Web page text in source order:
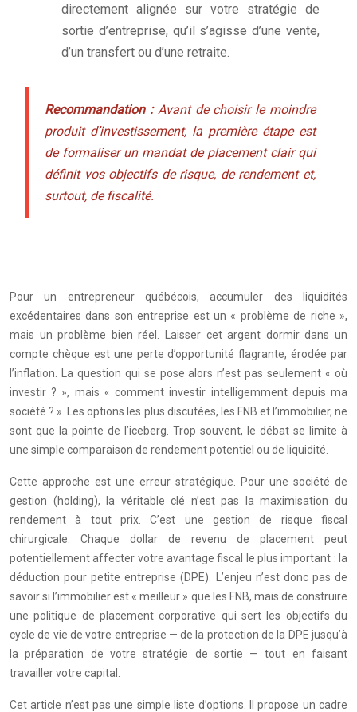
directement alignée sur votre stratégie de
sortie d’entreprise, qu’il s’agisse d’une vente,
d’un transfert ou d’une retraite.
Recommandation :Avant de choisir le moindre
produit d’investissement, la première étape est
de formaliser un mandat de placement clair qui
définit vos objectifs de risque, de rendement et,
surtout, de fiscalité.
Pour un entrepreneur québécois, accumuler des liquidités
excédentaires dans son entreprise est un « problème de riche »,
mais un problème bien réel. Laisser cet argent dormir dans un
compte chèque est une perte d’opportunité flagrante, érodée par
l’inflation. La question qui se pose alors n’est pas seulement « où
investir ? », mais « comment investir intelligemment depuis ma
société ? ». Les options les plus discutées, les FNB et l’immobilier, ne
sont que la pointe de l’iceberg. Trop souvent, le débat se limite à
une simple comparaison de rendement potentiel ou de liquidité.
Cette approche est une erreur stratégique. Pour une société de
gestion (holding), la véritable clé n’est pas la maximisation du
rendement à tout prix. C’est une gestion de risque fiscal
chirurgicale. Chaque dollar de revenu de placement peut
potentiellement affecter votre avantage fiscal le plus important : la
déduction pour petite entreprise (DPE). L’enjeu n’est donc pas de
savoir si l’immobilier est « meilleur » que les FNB, mais de construire
une politique de placement corporative qui sert les objectifs du
cycle de vie de votre entreprise — de la protection de la DPE jusqu’à
la préparation de votre stratégie de sortie — tout en faisant
travailler votre capital.
Cet article n’est pas une simple liste d’options. Il propose un cadre